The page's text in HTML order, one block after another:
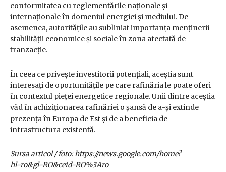
conformitatea cu reglementările naționale și
internaționale în domeniul energiei și mediului. De
asemenea, autoritățile au subliniat importanța menținerii
stabilității economice și sociale în zona afectată de
tranzacție.
În ceea ce privește investitorii potențiali, aceștia sunt
interesați de oportunitățile pe care rafinăria le poate oferi
în contextul pieței energetice regionale. Unii dintre aceștia
văd în achiziționarea rafinăriei o șansă de a-și extinde
prezența în Europa de Est și de a beneficia de
infrastructura existentă.
Sursa articol / foto: https://news.google.com/home?
hl=ro&gl=RO&ceid=RO%3Aro